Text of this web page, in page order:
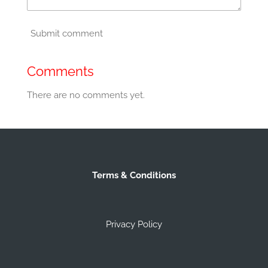
Submit comment
Comments
There are no comments yet.
Terms & Conditions
Privacy Policy